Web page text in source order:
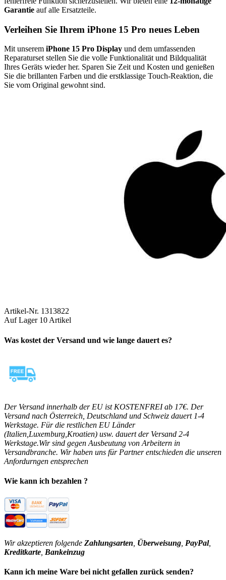
Garantie auf alle Ersatzteile.
Verleihen Sie Ihrem iPhone 15 Pro neues Leben
Mit unserem iPhone 15 Pro Display und dem umfassenden
Reparaturset stellen Sie die volle Funktionalität und Bildqualität
Ihres Geräts wieder her. Sparen Sie Zeit und Kosten und genießen
Sie die brillanten Farben und die erstklassige Touch-Reaktion, die
Sie vom Original gewohnt sind.
Artikel-Nr. 1313822
Auf Lager 10 Artikel
Was kostet der Versand und wie lange dauert es?
Der Versand innerhalb der EU ist KOSTENFREI ab 17€. Der
Versand nach Österreich, Deutschland und Schweiz dauert 1-4
Werkstage. Für die restlichen EU Länder
(Italien,Luxemburg,Kroatien) usw. dauert der Versand 2-4
Werkstage.Wir sind gegen Ausbeutung von Arbeitern in
Versandbranche. Wir haben uns für Partner entschieden die unseren
Anfordurngen entsprechen
Wie kann ich bezahlen ?
Wir akzeptieren folgende Zahlungsarten Überweisung PayPal,
Kreditkarte Bankeinzug
Kann ich meine Ware bei nicht gefallen zurück senden?